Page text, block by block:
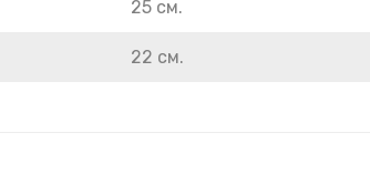
25 см.
22 см.